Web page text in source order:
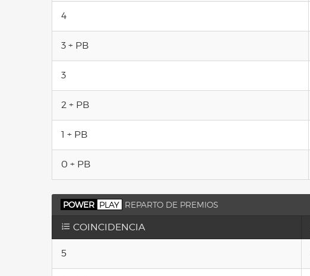
4
3 + PB
3
2 + PB
1 + PB
0 + PB
POWER PLAY REPARTO DE PREMIOS
COINCIDENCIA
5